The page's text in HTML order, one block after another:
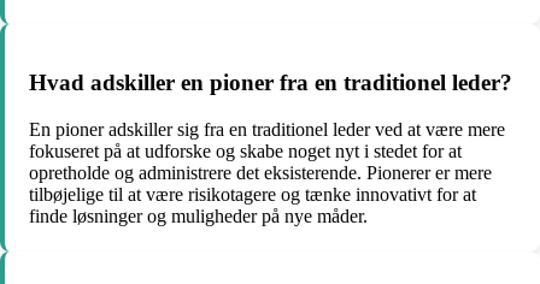
Hvad adskiller en pioner fra en traditionel leder?
En pioner adskiller sig fra en traditionel leder ved at være mere
fokuseret på at udforske og skabe noget nyt i stedet for at
opretholde og administrere det eksisterende. Pionerer er mere
tilbøjelige til at være risikotagere og tænke innovativt for at
finde løsninger og muligheder på nye måder.